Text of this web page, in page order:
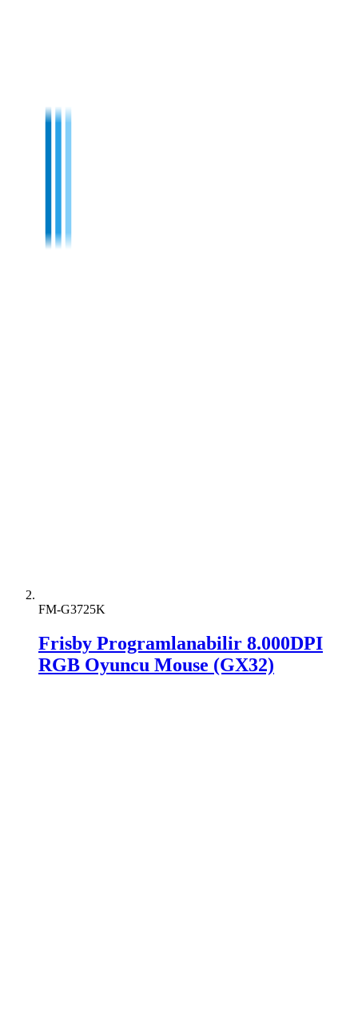
FM-G3725K
Frisby Programlanabilir 8.000DPI
RGB Oyuncu Mouse (GX32)